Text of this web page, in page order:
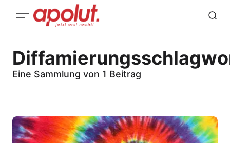
Eine Sammlung von 1 Beitrag